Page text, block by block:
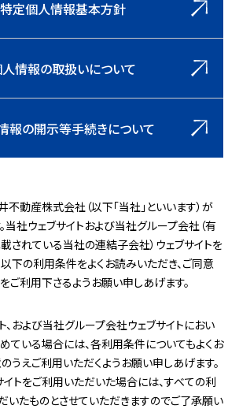
特定個人情報基本方針
情報の取扱いについて
報の開示等手続きについて
不動産株式会社（以下「当社」といいます）が
当社ウェブサイトおよび当社グループ会社（有
されている当社の連結子会社）ウェブサイトを
下の利用条件をよくお読みいただき、ご同意
ご利用下さるようお願い申しあげます。
、および当社グループ会社ウェブサイトにおい
ている場合には、各利用条件についてもよくお
うえご利用いただくようお願い申しあげます。
トをご利用いただいた場合には、すべての利
いたものとさせていただきますのでご了承願い